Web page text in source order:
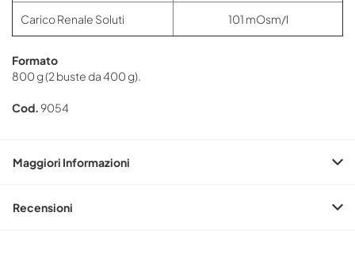
Carico Renale Soluti 101 mOsm/l
Formato
800 g (2 buste da 400 g).
Cod.9054
Maggiori Informazioni
Recensioni